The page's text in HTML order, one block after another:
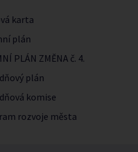
karta
plán
PLÁN ZMĚNA č. 4.
plán
komise
rozvoje města